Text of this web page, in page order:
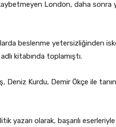
London, daha sonra
beslenme yetersizliğinden
kitabında toplamıştı.
Deniz Kurdu, Demir Ökçe ile
yazarı olarak, başarılı